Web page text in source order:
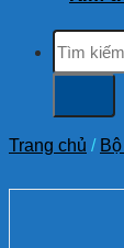
Tìm
kiếm:
Trang chủ /